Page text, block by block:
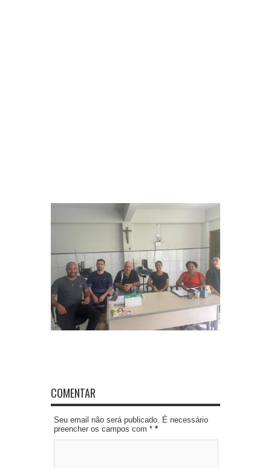
COMENTAR
Seu email não será publicado. É necessário
preencher os campos com * *